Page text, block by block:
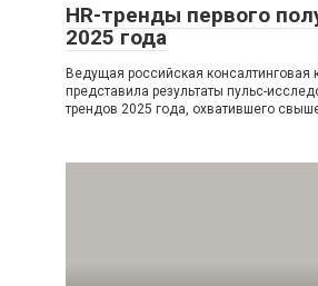
HR-тренды первого
2025 года
Ведущая российская консалтинговая
представила результаты пульс-
трендов 2025 года, охватившего